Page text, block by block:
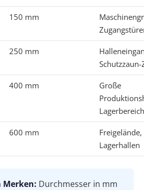
150 mm
250 mm
Schutzzaun-
400 mm
Große
600 mm
Lagerhallen
Merken: Durchmesser in mm